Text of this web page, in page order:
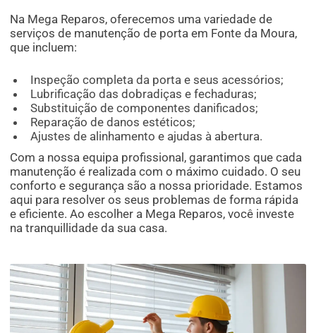
Na Mega Reparos, oferecemos uma variedade de
serviços de manutenção de porta em Fonte da Moura,
que incluem:
Inspeção completa da porta e seus acessórios;
Lubrificação das dobradiças e fechaduras;
Substituição de componentes danificados;
Reparação de danos estéticos;
Ajustes de alinhamento e ajudas à abertura.
Com a nossa equipa profissional, garantimos que cada
manutenção é realizada com o máximo cuidado. O seu
conforto e segurança são a nossa prioridade. Estamos
aqui para resolver os seus problemas de forma rápida
e eficiente. Ao escolher a Mega Reparos, você investe
na tranquillidade da sua casa.